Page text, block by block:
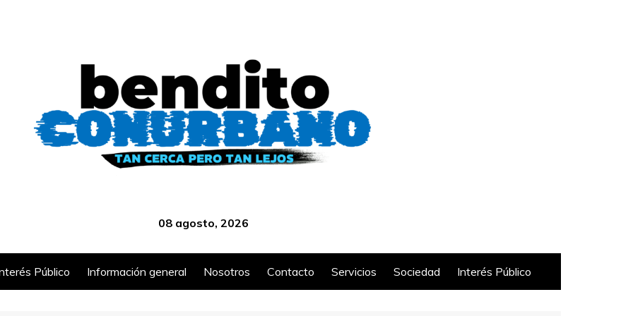
08 agosto, 2026
Público Información general Nosotros Contacto Servicios Sociedad Interés Público